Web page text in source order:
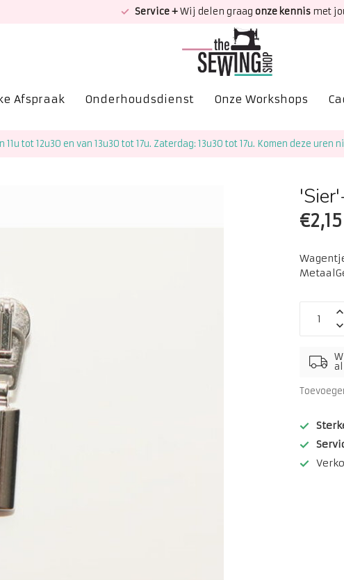
Service +Wij delen graag onze kennis met
Afspraak Onderhoudsdienst Onze Workshops
tot 12u30 en van 13u30 tot 17u. Zaterdag: 13u30 tot 17u. Komen deze uren
€2,15